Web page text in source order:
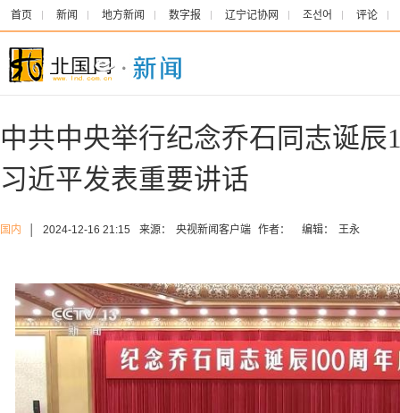
首页 新闻 地方新闻 数字报 辽宁记协网 조선어 评论
中共中央举行纪念乔石同志诞辰
习近平发表重要讲话
国内 2024-12-16 21:15 来源： 央视新闻客户端 作者： 编辑： 王永